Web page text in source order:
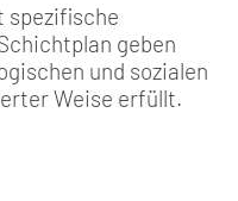
spezifische
geben
und sozialen
Weise erfüllt.